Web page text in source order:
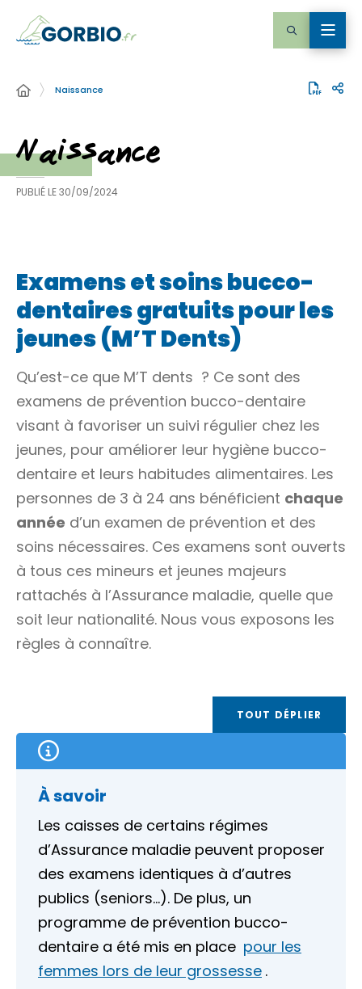
Naissance
Naissance
PUBLIÉ LE30/09/2024
Examens et soins bucco-
dentaires gratuits pour les
jeunes (M’T Dents)
Qu’est-ce que M’T dents ? Ce sont des
examens de prévention bucco-dentaire
visant à favoriser un suivi régulier chez les
jeunes, pour améliorer leur hygiène bucco-
dentaire et leurs habitudes alimentaires. Les
personnes de 3 à 24 ans bénéficient chaque
année d’un examen de prévention et des
soins nécessaires. Ces examens sont ouverts
à tous ces mineurs et jeunes majeurs
rattachés à l’Assurance maladie, quelle que
soit leur nationalité. Nous vous exposons les
règles à connaître.
TOUT DÉPLIER
À savoir
Les caisses de certains régimes
d’Assurance maladie peuvent proposer
des examens identiques à d’autres
publics (seniors…). De plus, un
programme de prévention bucco-
dentaire a été mis en place pour les
femmes lors de leur grossesse .